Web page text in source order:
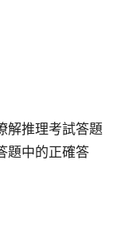
解推理考試答題
題中的正確答